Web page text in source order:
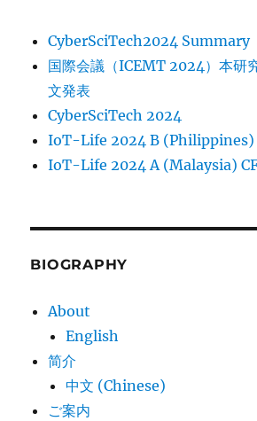
CyberSciTech2024 Summary
国際会議（ICEMT 2024）本研
文発表
CyberSciTech 2024
IoT-Life 2024 B (Philippines)
IoT-Life 2024 A (Malaysia)
BIOGRAPHY
About
English
简介
中文 (Chinese)
ご案内